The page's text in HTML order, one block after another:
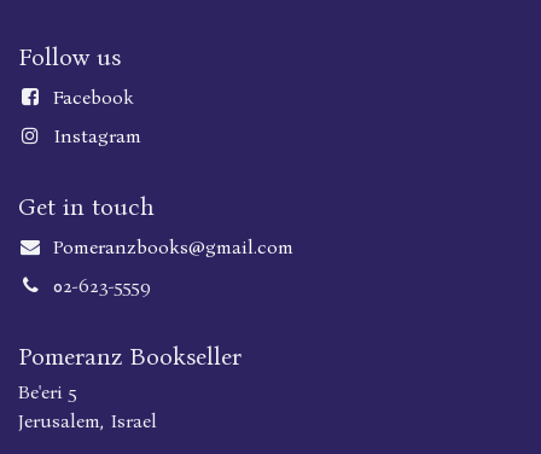
Follow us
Facebook
Instagram
Get in touch
Pomeranzbooks@gmail.com
02-623-5559
Pomeranz Bookseller
Be'eri 5
Jerusalem, Israel